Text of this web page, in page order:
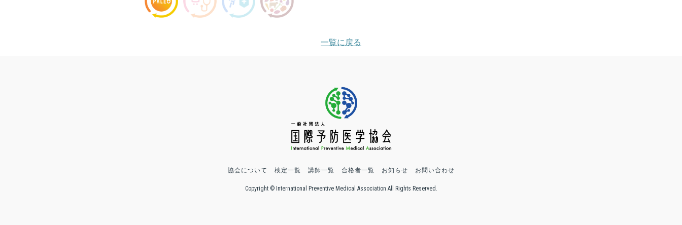
一覧に戻る
協会について 検定一覧 講師一覧 合格者一覧 お知らせ お問い合わせ
Copyright © International Preventive Medical Association All Rights Reserved.